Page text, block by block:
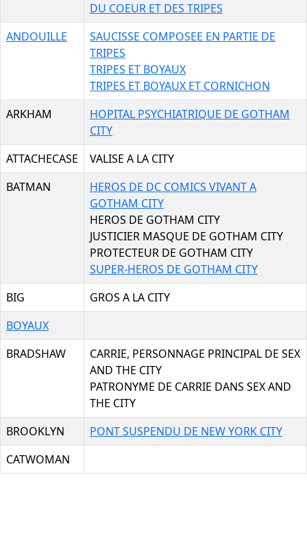
DU COEUR ET DES TRIPES
ANDOUILLE
SAUCISSE COMPOSEE EN PARTIE DE
TRIPES
TRIPES ET BOYAUX
TRIPES ET BOYAUX ET CORNICHON
ARKHAM
HOPITAL PSYCHIATRIQUE DE GOTHAM
CITY
ATTACHECASE
VALISE A LA CITY
BATMAN
HEROS DE DC COMICS VIVANT A
GOTHAM CITY
HEROS DE GOTHAM CITY
JUSTICIER MASQUE DE GOTHAM CITY
PROTECTEUR DE GOTHAM CITY
SUPER-HEROS DE GOTHAM CITY
BIG
GROS A LA CITY
BOYAUX
BRADSHAW
CARRIE, PERSONNAGE PRINCIPAL DE SEX
AND THE CITY
PATRONYME DE CARRIE DANS SEX AND
THE CITY
BROOKLYN
PONT SUSPENDU DE NEW YORK CITY
CATWOMAN